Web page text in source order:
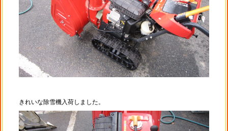
きれいな除雪機入荷しました。